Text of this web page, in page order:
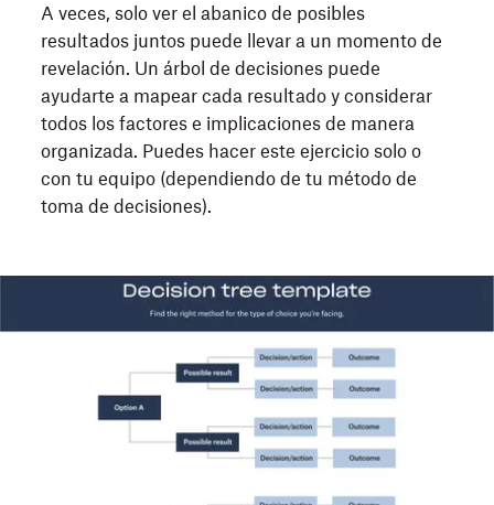
A veces, solo ver el abanico de posibles
resultados juntos puede llevar a un momento de
revelación. Un árbol de decisiones puede
ayudarte a mapear cada resultado y considerar
todos los factores e implicaciones de manera
organizada. Puedes hacer este ejercicio solo o
con tu equipo (dependiendo de tu método de
toma de decisiones).